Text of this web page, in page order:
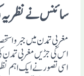
سائنس نے نظریہ
مغربی تمدن میں جبر و
اس کی جڑیں مغربی تمدن
اسی تصور نے ایک اہم